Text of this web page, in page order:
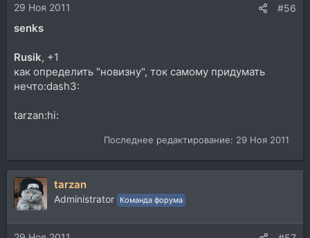
29 Ноя 2011 #56
senks
Rusik, +1
как определить "новизну", ток самому придумать
нечто:dash3:
tarzan:hi:
Последнее редактирование: 29 Ноя 2011
tarzan
Administrator Команда форума